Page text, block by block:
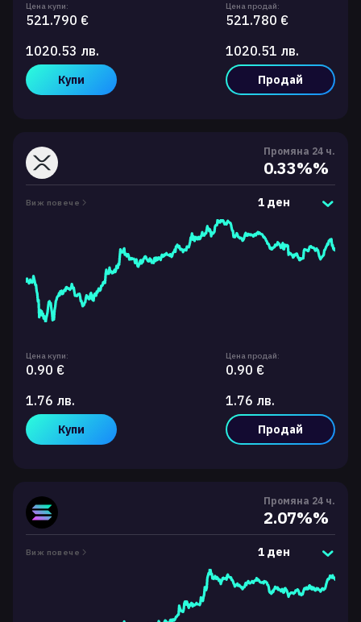
Цена купи:
521.790 €
1020.53 лв.
Купи
Цена продай:
521.780 €
1020.51 лв.
Продай
Промяна 24 ч.
0.33%%
Виж повече 1 ден
Цена купи:
0.90 €
1.76 лв.
Купи
Цена продай:
0.90 €
1.76 лв.
Продай
Промяна 24 ч.
2.07%%
Виж повече 1 ден